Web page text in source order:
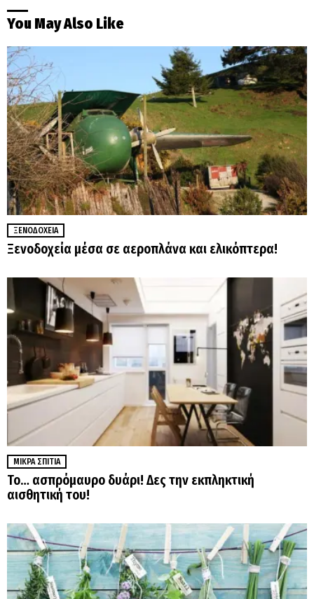
You May Also Like
ΞΕΝΟΔΟΧΕΊΑ
Ξενοδοχεία μέσα σε αεροπλάνα και ελικόπτερα!
ΜΙΚΡΆ ΣΠΊΤΙΑ
Το… ασπρόμαυρο δυάρι! Δες την εκπληκτική
αισθητική του!